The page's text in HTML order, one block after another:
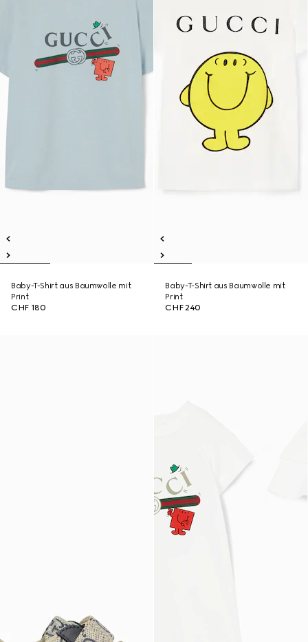
Baby-T-Shirt aus Baumwolle mit
Print
CHF 180
Baby-T-Shirt aus Baumwolle mit
Print
CHF 240